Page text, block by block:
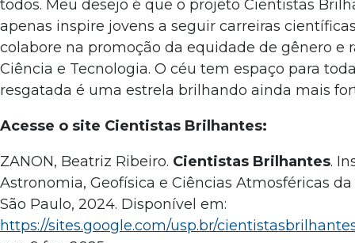
todos. Meu desejo é que o projeto Cientistas
apenas inspire jovens a seguir carreiras
colabore na promoção da equidade de gênero e
Ciência e Tecnologia. O céu tem espaço para
resgatada é uma estrela brilhando ainda mais
Acesse o site Cientistas Brilhantes:
ZANON, Beatriz Ribeiro. Cientistas Brilhantes.
Astronomia, Geofísica e Ciências Atmosféricas
São Paulo, 2024. Disponível em:
https://sites.google.com/usp.br/